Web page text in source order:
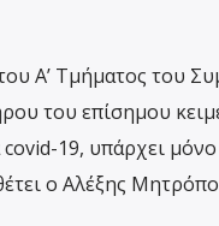
Α’ Τμήματος του
του επίσημου
19, υπάρχει
ο Αλέξης